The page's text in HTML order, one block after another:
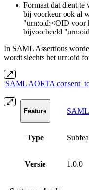
Formaat dat dient te
bij voorkeur ook al
"urn:oid:<OID voor
bijvoorbeeld
In SAML Assertions
wordt slechts het urn:oid
SAML AORTA
Feature SAML
Type
Versie 1.0.0